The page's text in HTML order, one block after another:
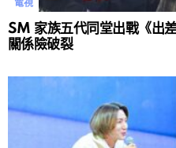
電視
SM 家族五代同堂出戰《出
關係險破裂